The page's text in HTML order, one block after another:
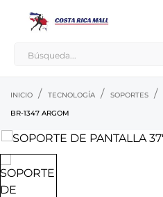
INICIO TECNOLOGÍA SOPORTES
BR-1347 ARGOM